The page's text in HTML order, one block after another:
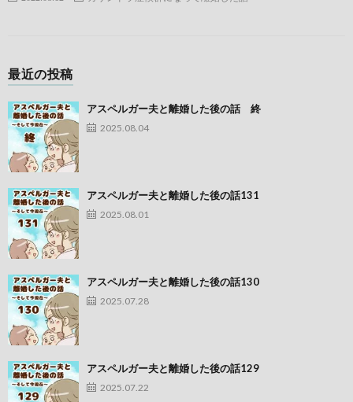
最近の投稿
アスペルガー夫と離婚した後の話 終
2025.08.04
アスペルガー夫と離婚した後の話131
2025.08.01
アスペルガー夫と離婚した後の話130
2025.07.28
アスペルガー夫と離婚した後の話129
2025.07.22